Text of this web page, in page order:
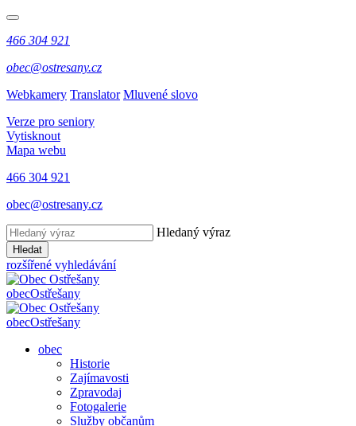
466 304 921
obec@ostresany.cz
Webkamery Translator Mluvené slovo
Verze pro seniory
Vytisknout
Mapa webu
466 304 921
obec@ostresany.cz
Hledaný výraz
Hledat
rozšířené vyhledávání
obecOstřešany
obecOstřešany
obec
Historie
Zajímavosti
Zpravodaj
Fotogalerie
Služby občanům